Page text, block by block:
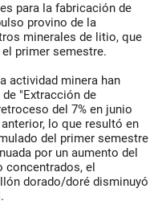
para la fabricación de
provino de la
minerales de litio, que
primer semestre.
actividad minera han
"Extracción de
del 7% en junio
lo que resultó en
del primer semestre
por un aumento del
concentrados, el
dorado/doré disminuyó